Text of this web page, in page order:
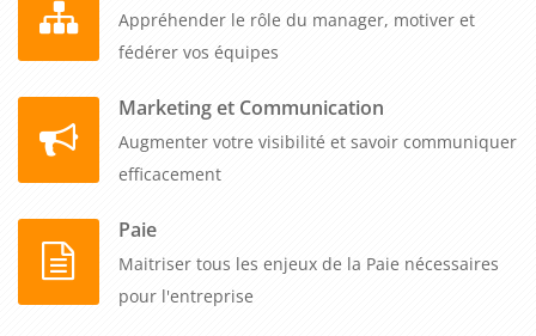
Appréhender le rôle du manager, motiver et
fédérer vos équipes
Marketing et Communication
Augmenter votre visibilité et savoir communiquer
efficacement
Paie
Maitriser tous les enjeux de la Paie nécessaires
pour l'entreprise